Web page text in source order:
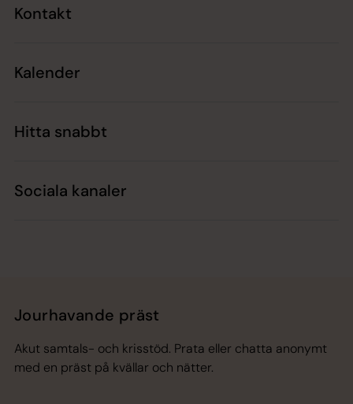
Kontakt
Kalender
Hitta snabbt
Sociala kanaler
Jourhavande präst
Akut samtals- och krisstöd. Prata eller chatta anonymt
med en präst på kvällar och nätter.